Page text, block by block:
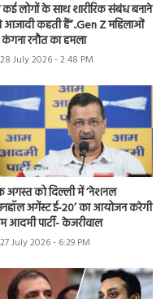
लोगों के साथ शारीरिक संबंध बनाने
आजादी कहती हैं”..Gen Z महिलाओं
रनौत का हमला
28 July 2026 - 2:48 PM
अगस्त को दिल्ली में ‘नेशनल
अगेंस्ट ई-20’ का आयोजन करेगी
आदमी पार्टी- केजरीवाल
27 July 2026 - 6:29 PM